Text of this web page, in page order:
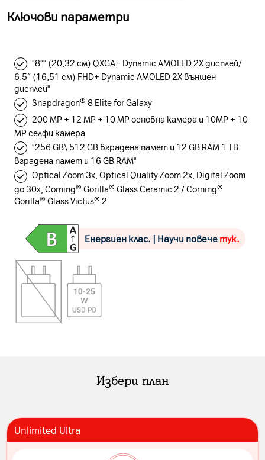
Ключови параметри
"8"" (20,32 см) QXGA+ Dynamic AMOLED 2X дисплей/
6.5” (16,51 см) FHD+ Dynamic AMOLED 2X външен
дисплей"
Snapdragon® 8 Elite for Galaxy
200 MP + 12 MP + 10 MP основна камера и 10MP + 10
MP селфи камера
"256 GB\ 512 GB вградена памет и 12 GB RAM 1 TB
вградена памет и 16 GB RAM"
Optical Zoom 3x, Optical Quality Zoom 2x, Digital Zoom
до 30x, Corning® Gorilla® Glass Ceramic 2 / Corning®
Gorilla® Glass Victus® 2
Енергиен клас. | Научи повече тук.
Избери план
Unlimited Ultra